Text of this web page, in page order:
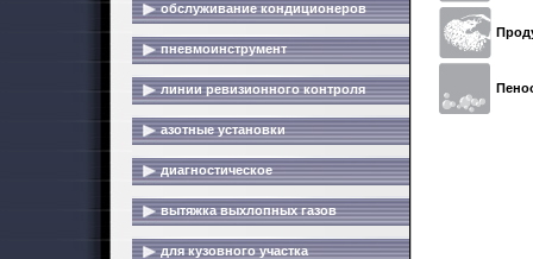
обслуживание кондиционеров
пневмоинструмент
линии ревизионного контроля
азотные установки
диагностическое
вытяжка выхлопных газов
для кузовного участка